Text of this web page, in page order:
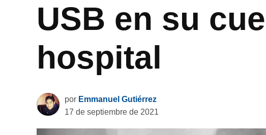
USB en su
hospital
por Emmanuel Gutiérrez
17 de septiembre de 2021